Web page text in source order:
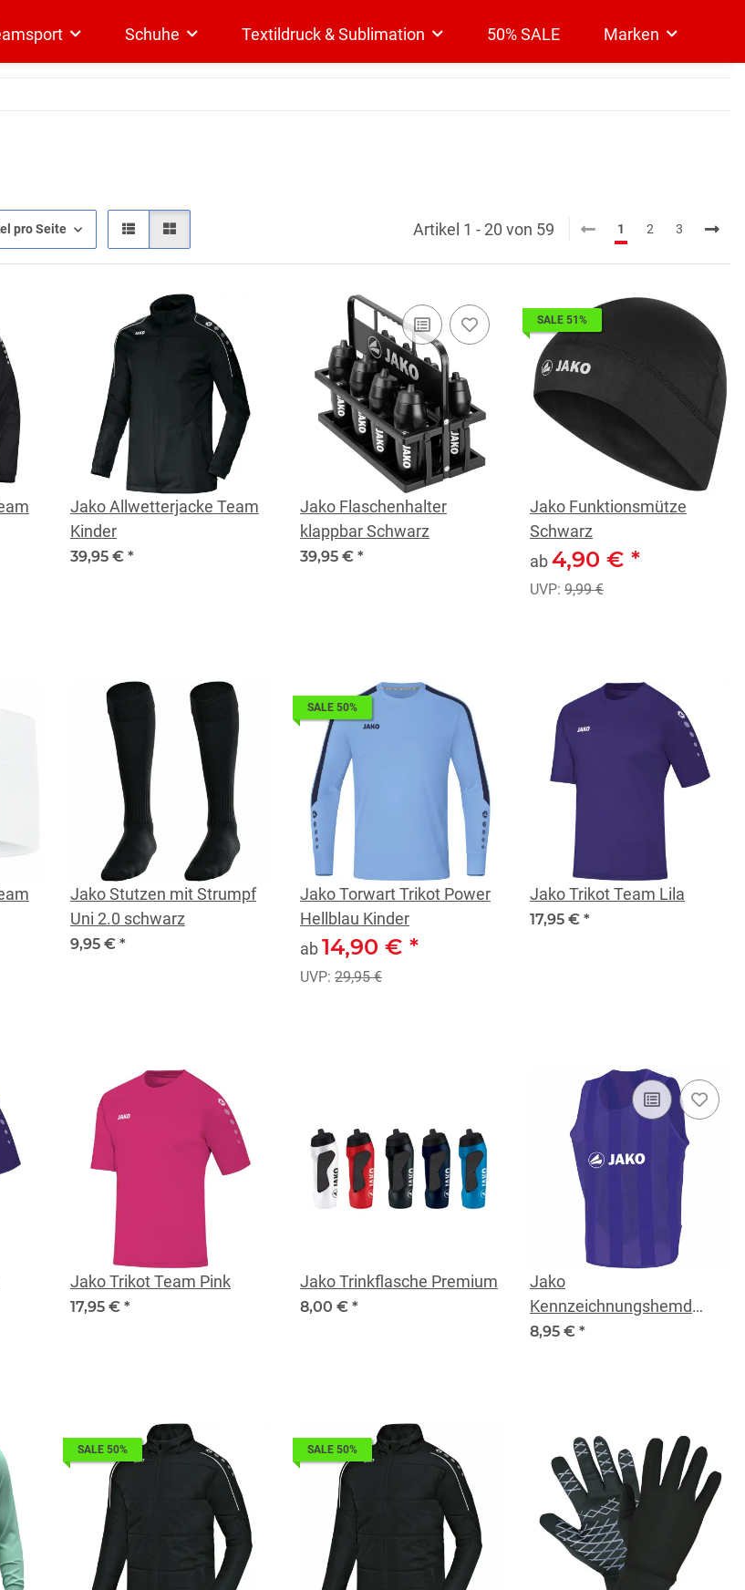
Schuhe Textildruck & Sublimation 50% SALE Marken
pro Seite Artikel 1 - 20 von 59 1 2 3
Jako Allwetterjacke Team
Kinder
39,95 € *
Jako Flaschenhalter
klappbar Schwarz
39,95 € *
SALE 51%
Jako Funktionsmütze
Schwarz
ab4,90 € *
UVP: 9,99 €
Jako Stutzen mit Strumpf
Uni 2.0 schwarz
9,95 € *
SALE 50%
Jako Torwart Trikot Power
Hellblau Kinder
ab14,90 € *
UVP: 29,95 €
Jako Trikot Team Lila
17,95 € *
Jako Trikot Team Pink
17,95 € *
Jako Trinkflasche Premium
8,00 € *
Jako
Kennzeichnungshemd
Classic Lila Kinder
8,95 € *
SALE 50% SALE 50%